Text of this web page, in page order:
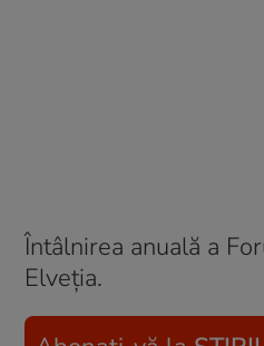
Întâlnirea anuală a
Elveția.